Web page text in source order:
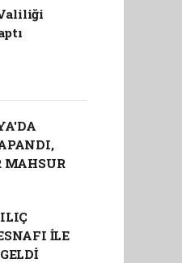
MAHSUR
İLE